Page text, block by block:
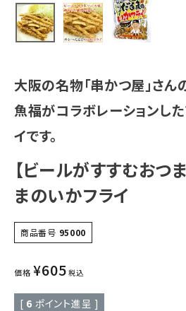
大阪の名物「串かつ屋」さ
魚福がコラボレーションし
イです。
【ビールがすすむおつ
まのいかフライ
商品番号 95000
価格 ¥605 税込
[ 6 ポイント進呈 ]